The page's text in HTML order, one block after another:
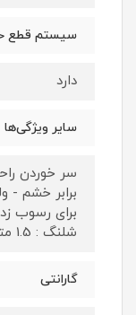
سیستم قطع
دارد
سایر ویژگی‌ها
سر خوردن
برای رسوب
شلنگ : 1.5 متر
گارانتی